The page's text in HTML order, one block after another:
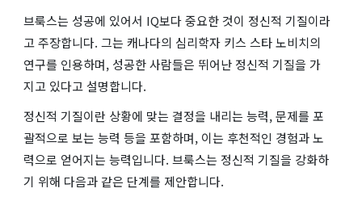
브룩스는 성공에 있어서 IQ보다 중요한 것이 정신적 기질이라
고 주장합니다. 그는 캐나다의 심리학자 키스 스타 노비치의
연구를 인용하며, 성공한 사람들은 뛰어난 정신적 기질을 가
지고 있다고 설명합니다.
정신적 기질이란 상황에 맞는 결정을 내리는 능력, 문제를 포
괄적으로 보는 능력 등을 포함하며, 이는 후천적인 경험과 노
력으로 얻어지는 능력입니다. 브룩스는 정신적 기질을 강화하
기 위해 다음과 같은 단계를 제안합니다.